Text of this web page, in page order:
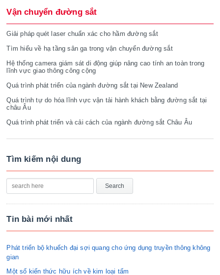
Vận chuyển đường sắt
Giải pháp quét laser chuẩn xác cho hầm đường sắt
Tìm hiểu về hạ tầng sân ga trong vận chuyển đường sắt
Hệ thống camera giám sát di động giúp nâng cao tính an toàn trong
lĩnh vực giao thông công cộng
Quá trình phát triển của ngành đường sắt tại New Zealand
Quá trình tự do hóa lĩnh vực vận tải hành khách bằng đường sắt tại
châu Âu
Quá trình phát triển và cải cách của ngành đường sắt Châu Âu
Tìm kiếm nội dung
Tin bài mới nhất
Phát triển bộ khuếch đại sợi quang cho ứng dụng truyền thông không
gian
Một số kiến thức hữu ích về kim loại tấm